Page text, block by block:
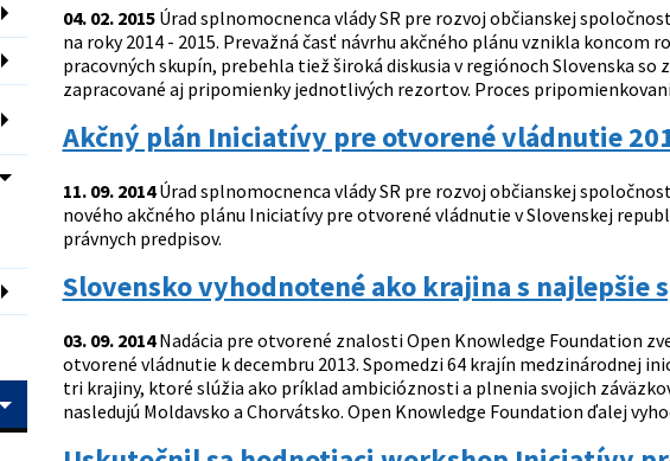
04. 02. 2015Úrad splnomocnenca vlády SR pre rozvoj občianskej
na roky 2014 - 2015. Prevažná časť návrhu akčného plánu vznikla
pracovných skupín, prebehla tiež široká diskusia v regiónoch Slovenska
zapracované aj pripomienky jednotlivých rezortov. Proces
Akčný plán Iniciatívy pre otvorené vládnutie
11. 09. 2014Úrad splnomocnenca vlády SR pre rozvoj občianskej
nového akčného plánu Iniciatívy pre otvorené vládnutie v Slovenskej
právnych predpisov.
Slovensko vyhodnotené ako krajina s
03. 09. 2014Nadácia pre otvorené znalosti Open Knowledge Foundation
otvorené vládnutie k decembru 2013. Spomedzi 64 krajín medzinárodnej
tri krajiny, ktoré slúžia ako príklad ambicióznosti a plnenia svojich
nasledujú Moldavsko a Chorvátsko. Open Knowledge Foundation ďalej